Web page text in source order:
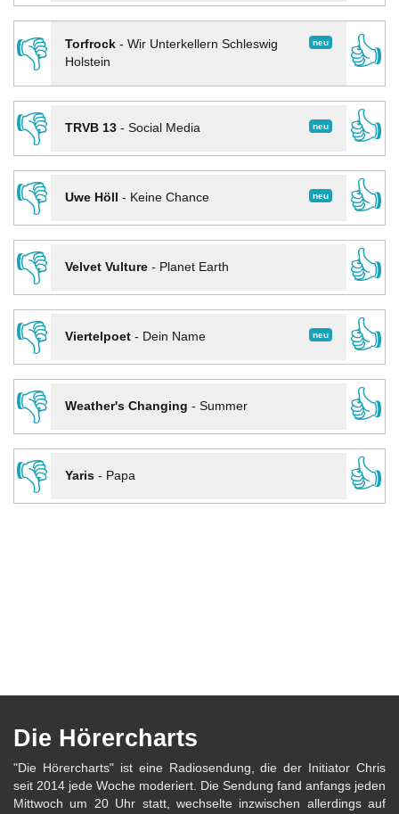
👎
neu
Torfrock- Wir Unterkellern Schleswig
Holstein
👍
👎
neu
TRVB 13- Social Media
👍
👎
neu
Uwe Höll - Keine Chance
👍
👎
Velvet Vulture- Planet Earth
👍
👎
neu
Viertelpoet- Dein Name
👍
👎
Weather's Changing - Summer
👍
👎
Yaris- Papa 👍
Die Hörercharts
"Die Hörercharts" ist eine Radiosendung, die der Initiator Chris
seit 2014 jede Woche moderiert. Die Sendung fand anfangs jeden
Mittwoch um 20 Uhr statt, wechselte inzwischen allerdings auf